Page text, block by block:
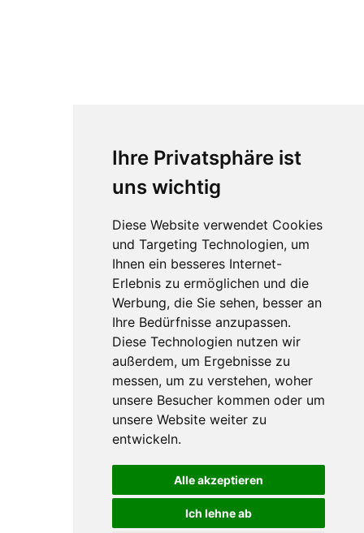
Ihre Privatsphäre ist
uns wichtig
Diese Website verwendet Cookies
und Targeting Technologien, um
Ihnen ein besseres Internet-
Erlebnis zu ermöglichen und die
Werbung, die Sie sehen, besser an
Ihre Bedürfnisse anzupassen.
Diese Technologien nutzen wir
außerdem, um Ergebnisse zu
messen, um zu verstehen, woher
unsere Besucher kommen oder um
unsere Website weiter zu
entwickeln.
Alle akzeptieren
Ich lehne ab